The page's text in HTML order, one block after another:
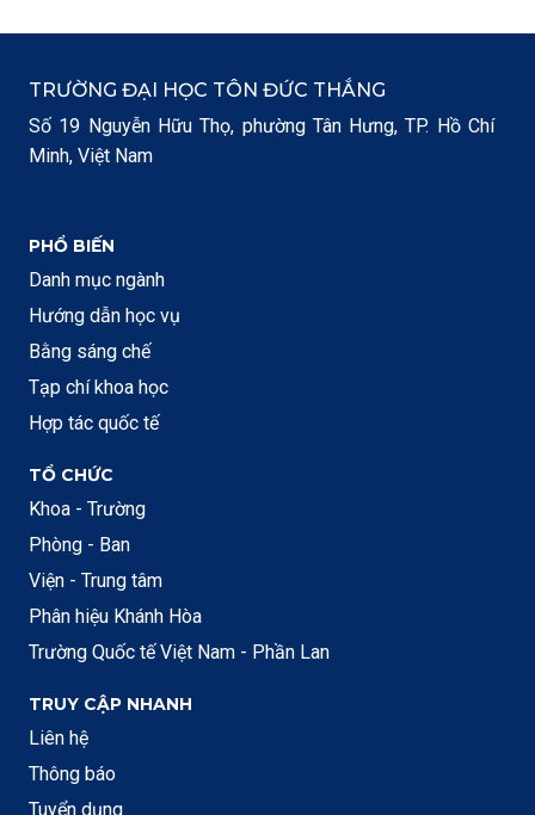
TRƯỜNG ĐẠI HỌC TÔN ĐỨC THẮNG
Số 19 Nguyễn Hữu Thọ, phường Tân Hưng, TP. Hồ Chí
Minh, Việt Nam
PHỔ BIẾN
Danh mục ngành
Hướng dẫn học vụ
Bằng sáng chế
Tạp chí khoa học
Hợp tác quốc tế
TỔ CHỨC
Khoa - Trường
Phòng - Ban
Viện - Trung tâm
Phân hiệu Khánh Hòa
Trường Quốc tế Việt Nam - Phần Lan
TRUY CẬP NHANH
Liên hệ
Thông báo
Tuyển dụng